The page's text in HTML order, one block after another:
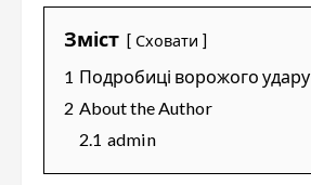
Зміст Сховати
1 Подробиці ворожого удару
2 About the Author
2.1 admin